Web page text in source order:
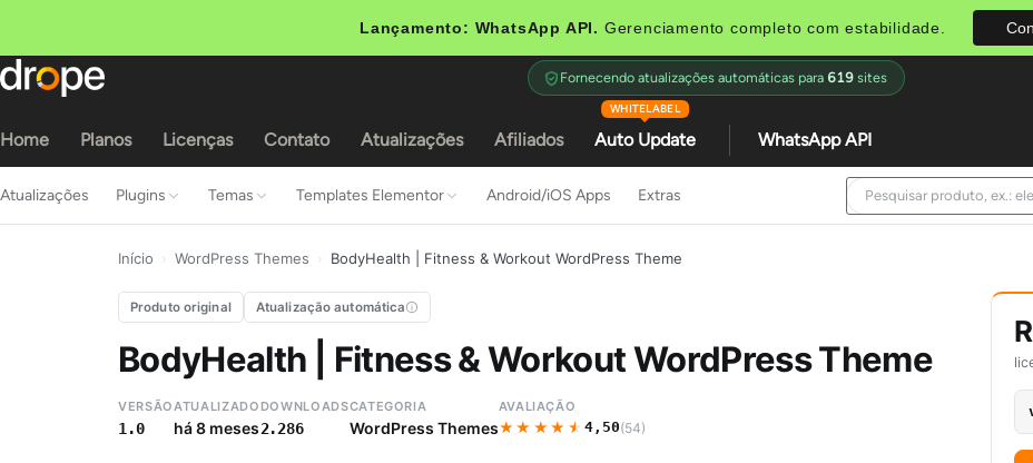
Lançamento: WhatsApp API. Gerenciamento completo com estabilidade.
Home Planos Licenças Contato Atualizações Afiliados Auto Update
WHITELABEL
WhatsApp API
Fornecendo atualizações automáticas para 619 sites
Atualizações Plugins Temas Templates Elementor Android/iOS Apps Extras
Início WordPress Themes BodyHealth | Fitness & Workout WordPress Theme
Produto original Atualização automática
BodyHealth | Fitness & Workout WordPress Theme
VERSÃO
1.0
ATUALIZADO
há 8 meses
DOWNLOADS
2.286
CATEGORIA
WordPress Themes
AVALIAÇÃO
★★★★★
★★★★★4,50(54)